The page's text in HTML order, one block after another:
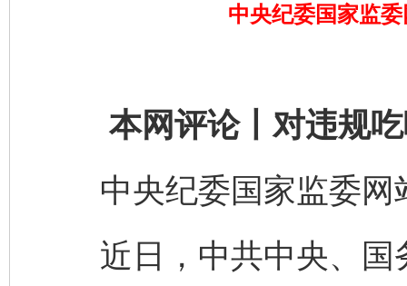
中央纪委国家监
本网评论丨对违规吃
中央纪委国家监委网
近日，中共中央、国